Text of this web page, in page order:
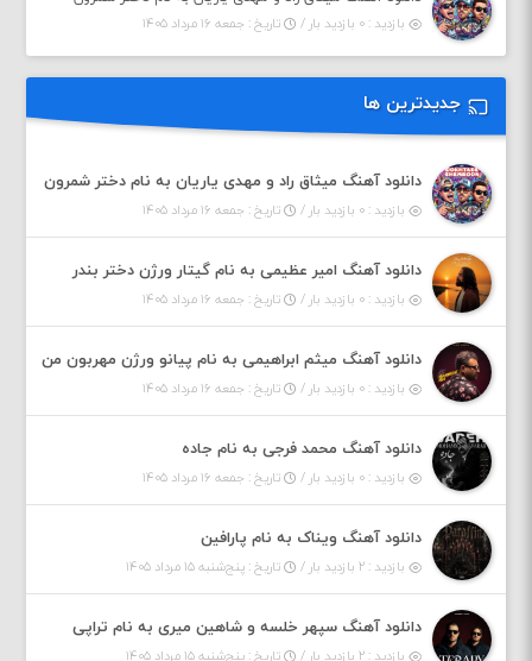
بازدید : ۰ بازدید بار /
تاریخ : جمعه ۱۶ مرداد ۱۴۰۵
جدیدترین ها
دانلود آهنگ میثاق راد و مهدی یاریان به نام دختر شمرون
بازدید : ۰ بازدید بار / تاریخ : جمعه ۱۶ مرداد ۱۴۰۵
دانلود آهنگ امیر عظیمی به نام گیتار ورژن دختر بندر
بازدید : ۰ بازدید بار / تاریخ : جمعه ۱۶ مرداد ۱۴۰۵
دانلود آهنگ میثم ابراهیمی به نام پیانو ورژن مهربون من
بازدید : ۰ بازدید بار / تاریخ : جمعه ۱۶ مرداد ۱۴۰۵
دانلود آهنگ محمد فرجی به نام جاده
بازدید : ۰ بازدید بار / تاریخ : جمعه ۱۶ مرداد ۱۴۰۵
دانلود آهنگ ویناک به نام پارافین
بازدید : ۲ بازدید بار / تاریخ : پنج‌شنبه ۱۵ مرداد ۱۴۰۵
دانلود آهنگ سپهر خلسه و شاهین میری به نام تراپی
بازدید : ۲ بازدید بار / تاریخ : پنج‌شنبه ۱۵ مرداد ۱۴۰۵